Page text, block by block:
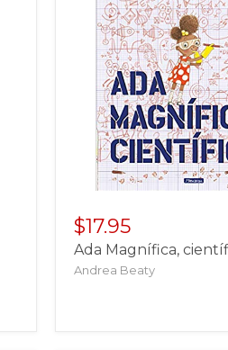
$17.95
Ada Magnífica,
Andrea Beaty